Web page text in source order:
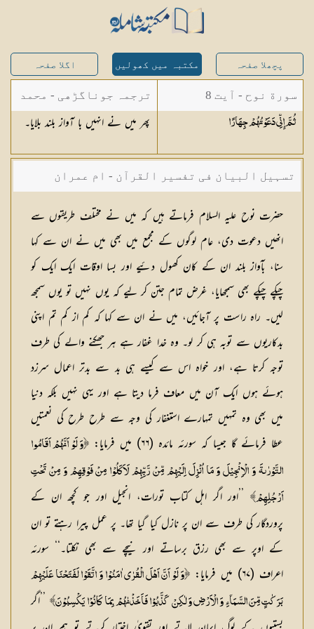
پچھلا صفحہ مکتبہ میں کھولیں اگلا صفحہ
سورة نوح - آیت 8
ثُمَّ إِنِّي دَعَوْتُهُمْجِهَارًا
ترجمہ جوناگڑھی - محمد
جونا گڑھی
پھر میں نے انہیں با آواز بلند بلایا۔
تسہیل البیان فی تفسیر القرآن - ام عمران
شکیلہ بنت میاں فضل حسین
حضرت نوح علیہ السلام فرماتے ہیں كہ میں نے مختلف طریقوں سے
انھیں دعوت دی، عام لوگوں كے مجمع میں بھی میں نے ان سے كہا
سنا، بآواز بلند ان كے كان كھول دئیے اور بسا اوقات ایك ایك كو
چپكے چپكے بھی سمجھایا، غرض تمام جتن كر لیے كہ یوں نہیں تو یوں سمجھ
لیں۔ راہ راست پر آجائیں، میں نے ان سے كہا كہ كم از كم تم اپنی
بدكاریوں سے توبہ ہی كر لو۔ وہ خدا غفار ہے ہر جھكنے والے كی طرف
توجہ كرتا ہے، اور خواہ اس سے كیسے ہی بد سے بدتر اعمال سرزد
ہوئے ہوں ایك آن میں معاف فرما دیتا ہے اور یہی نہیں بلكہ دنیا
میں بھی وہ تمہیں تمہارے استغفار كی وجہ سے طرح طرح كی نعمتیں
عطا فرمائے گا جیسا كہ سورئہ مائدہ (۶۶) میں فرمایا:
﴿وَ لَوْ اَنَّهُمْ اَقَامُوا
التَّوْرٰىةَ وَ الْاِنْجِيْلَ وَ مَا اُنْزِلَ اِلَيْهِمْ مِّنْ رَّبِّهِمْ لَاَكَلُوْا مِنْ فَوْقِهِمْ وَ مِنْ تَحْتِ
اَرْجُلِهِمْ﴾
’’اور اگر اہل كتاب تورات، انجیل اور جو كچھ ان كے
پروردگار كی طرف سے ان پر نازل كیا گیا تھا۔ پر عمل پیرا رہتے تو ان
كے اوپر سے بھی رزق برساتے اور نیچے سے بھی نكلتا۔‘‘ سورئہ
اعراف (۶۷) میں فرمایا:
﴿وَ لَوْ اَنَّ اَهْلَ الْقُرٰى اٰمَنُوْا وَ اتَّقَوْا لَفَتَحْنَا عَلَيْهِمْ
بَرَكٰتٍ مِّنَ السَّمَآءِ وَ الْاَرْضِ وَ لٰكِنْ كَذَّبُوْا فَاَخَذْنٰهُمْ بِمَا كَانُوْا يَكْسِبُوْنَ﴾’’اگر